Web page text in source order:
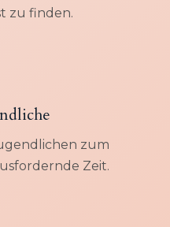
zu finden.
zum
Zeit.